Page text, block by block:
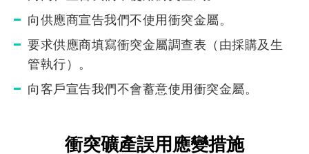
向供應商宣告我們不使用衝突金屬。
要求供應商填寫衝突金屬調查表（由採購及生
管執行）。
向客戶宣告我們不會蓄意使用衝突金屬。
衝突礦產誤用應變措施